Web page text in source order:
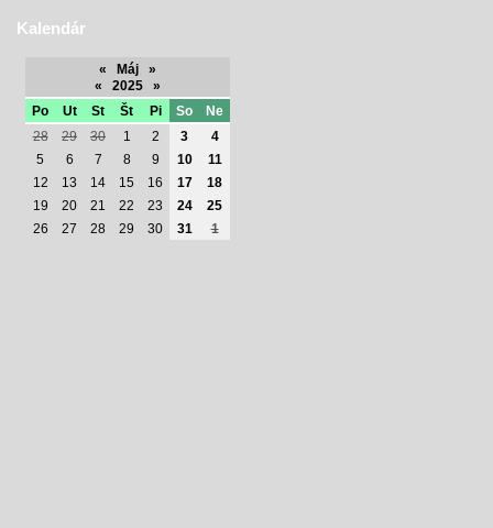
Kalendár
« Máj
»
«
2025
»
Po
Ut St Št Pi So
Ne
28
29 30 1 2 3
4
5
6 7 8 9 10
11
12
13 14 15 16 17
18
19
20 21 22 23 24
25
26
27 28 29 30 31 1